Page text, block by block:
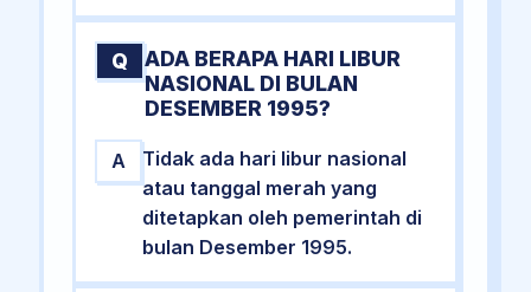
Q
ADA BERAPA HARI LIBUR
NASIONAL DI BULAN
DESEMBER 1995?
A
Tidak ada hari libur nasional
atau tanggal merah yang
ditetapkan oleh pemerintah di
bulan Desember 1995.